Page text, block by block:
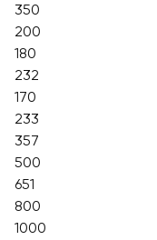
350
200
180
232
170
233
357
500
651
800
1000